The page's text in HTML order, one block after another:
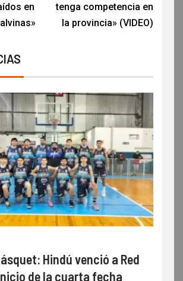
en
tenga competencia en
la provincia» (VIDEO)
Hindú venció a Red
de la cuarta fecha